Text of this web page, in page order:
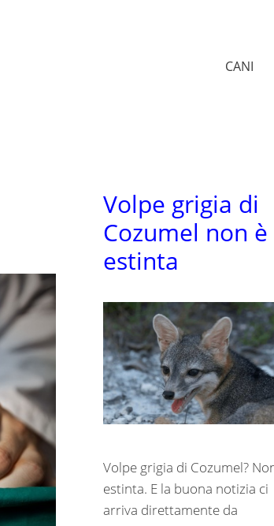
CANI
Volpe grigia di
Cozumel non è
estinta
Volpe grigia di Cozumel?
estinta. E la buona notizia ci
arriva direttamente da